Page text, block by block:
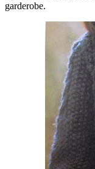
garderobe.